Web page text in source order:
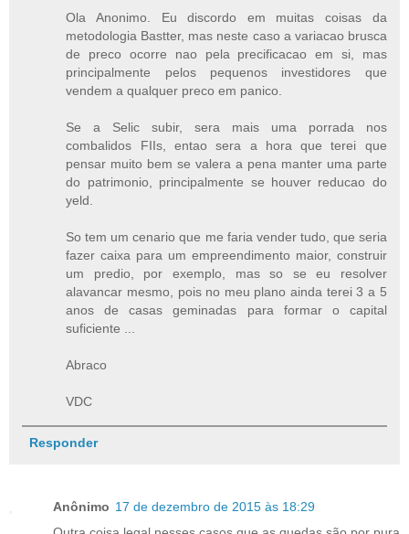
Ola Anonimo. Eu discordo em muitas coisas da
metodologia Bastter, mas neste caso a variacao brusca
de preco ocorre nao pela precificacao em si, mas
principalmente pelos pequenos investidores que
vendem a qualquer preco em panico.
Se a Selic subir, sera mais uma porrada nos
combalidos FIIs, entao sera a hora que terei que
pensar muito bem se valera a pena manter uma parte
do patrimonio, principalmente se houver reducao do
yeld.
So tem um cenario que me faria vender tudo, que seria
fazer caixa para um empreendimento maior, construir
um predio, por exemplo, mas so se eu resolver
alavancar mesmo, pois no meu plano ainda terei 3 a 5
anos de casas geminadas para formar o capital
suficiente ...
Abraco
VDC
Responder
Anônimo 17 de dezembro de 2015 às 18:29